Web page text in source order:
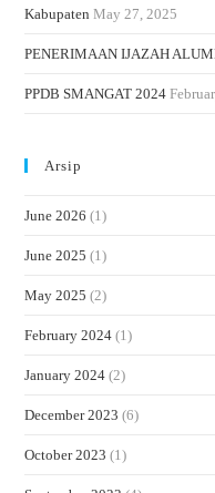
Kabupaten May 27, 2025
PENERIMAAN IJAZAH
PPDB SMANGAT 2024
Arsip
June 2026 (1)
June 2025 (1)
May 2025 (2)
February 2024 (1)
January 2024 (2)
December 2023 (6)
October 2023 (1)